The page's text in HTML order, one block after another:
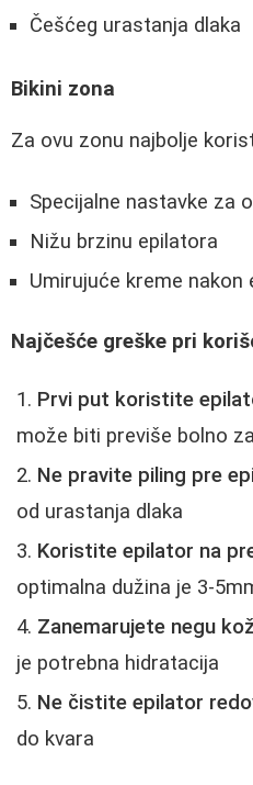
Češćeg urastanja dlaka
Bikini zona
Za ovu zonu najbolje
Specijalne nastavke za
Nižu brzinu epilatora
Umirujuće kreme nakon
Najčešće greške pri
Prvi put koristite
može biti previše bolno
Ne pravite piling pre
od urastanja dlaka
Koristite epilator na
optimalna dužina je 3-
Zanemarujete negu
je potrebna hidratacija
Ne čistite epilator
do kvara